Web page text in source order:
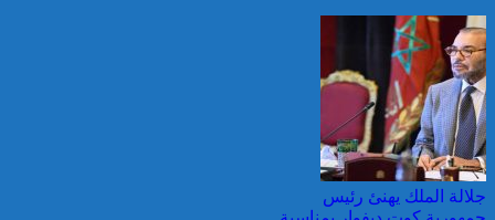
الصين تصدر إنذارين
لمواجهة العواصف المطيرة
وطقس شديد الحمل
الحراري
جلالة الملك يهنئ رئيس